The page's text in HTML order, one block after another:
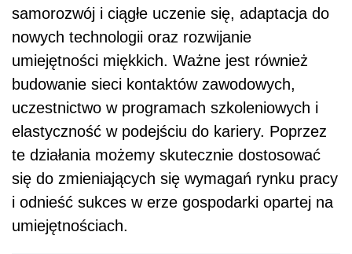
samorozwój i ciągłe uczenie się, adaptacja do
nowych technologii oraz rozwijanie
umiejętności miękkich. Ważne jest również
budowanie sieci kontaktów zawodowych,
uczestnictwo w programach szkoleniowych i
elastyczność w podejściu do kariery. Poprzez
te działania możemy skutecznie dostosować
się do zmieniających się wymagań rynku pracy
i odnieść sukces w erze gospodarki opartej na
umiejętnościach.